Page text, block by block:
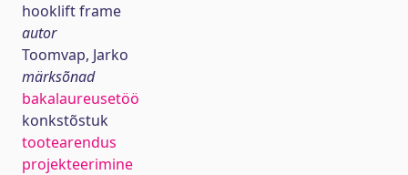
hooklift frame
autor
Toomvap, Jarko
märksõnad
bakalaureusetöö
konkstõstuk
tootearendus
projekteerimine